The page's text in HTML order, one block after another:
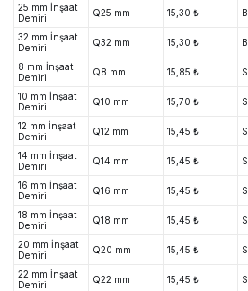
25 mm İnşaat
Demiri
Q25 mm 15,30 ₺
32 mm İnşaat
Demiri
Q32 mm 15,30 ₺
8 mm İnşaat
Demiri
Q8 mm 15,85 ₺
10 mm İnşaat
Demiri
Q10 mm 15,70 ₺
12 mm İnşaat
Demiri
Q12 mm 15,45 ₺
14 mm İnşaat
Demiri
Q14 mm 15,45 ₺
16 mm İnşaat
Demiri
Q16 mm 15,45 ₺
18 mm İnşaat
Demiri
Q18 mm 15,45 ₺
20 mm İnşaat
Demiri
Q20 mm 15,45 ₺
22 mm İnşaat
Demiri
Q22 mm 15,45 ₺